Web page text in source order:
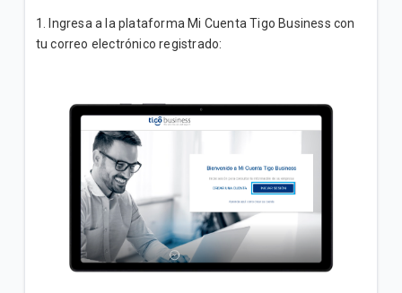
¡Mejoramos su Plan Empresa Medio ahora tiene
mayor velocidad!
Promoción "Conecta tu M2M"
Incrementamos la velocidad de su plan Empresa
Inicial sin costo adicional
VER MÁS
1. Ingresa a la plataforma Mi Cuenta Tigo Business con
tu correo electrónico registrado: